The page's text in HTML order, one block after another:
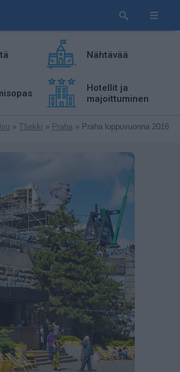
Nähtävää
Hotellit ja
majoittuminen
» Tšekki » Praha » Praha loppuvuonna 2016